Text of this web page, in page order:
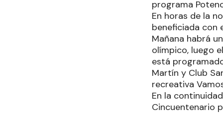
programa
En horas de la
beneficiada con
Mañana habrá
olímpico, luego
está
Martín y Club
recreativa
En la
Cincuentenario